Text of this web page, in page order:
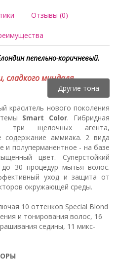
Отзывы (0)
пепельно-коричневый.
сладкого миндаля.
Другие тона
краситель нового поколения
Smart Color. Гибридная
три щелочных агента,
содержание аммиака. 2 вида
и полуперманентное - на базе
цвет. Суперстойкий
30 процедур мытья волос.
уход и защита от
окружающей среды.
10 оттенков Special Blond
и тонирования волос, 16
седины, 11 микс-